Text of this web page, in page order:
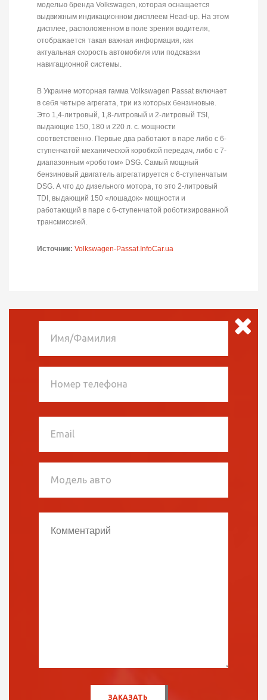
моделью бренда Volkswagen, которая оснащается
выдвижным индикационном дисплеем Head-up. На этом
дисплее, расположенном в поле зрения водителя,
отображается такая важная информация, как
актуальная скорость автомобиля или подсказки
навигационной системы.
В Украине моторная гамма Volkswagen Passat включает
в себя четыре агрегата, три из которых бензиновые.
Это 1,4-литровый, 1,8-литровый и 2-литровый TSI,
выдающие 150, 180 и 220 л. с. мощности
соответственно. Первые два работают в паре либо с 6-
ступенчатой механической коробкой передач, либо с 7-
диапазонным «роботом» DSG. Самый мощный
бензиновый двигатель агрегатируется с 6-ступенчатым
DSG. А что до дизельного мотора, то это 2-литровый
TDI, выдающий 150 «лошадок» мощности и
работающий в паре с 6-ступенчатой роботизированной
трансмиссией.
Источник: Volkswagen-Passat.InfoCar.ua